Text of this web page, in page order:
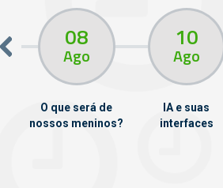
08
Ago
O que será de
nossos meninos?
10
Ago
IA e suas
interfaces